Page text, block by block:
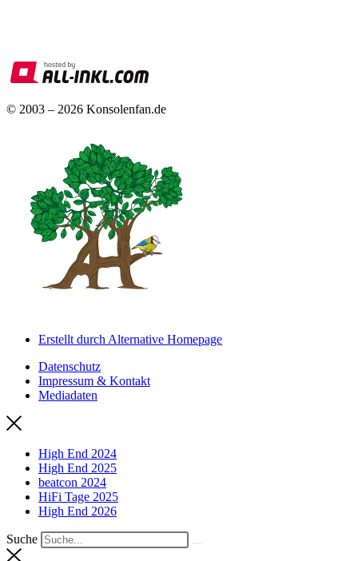
© 2003 – 2026 Konsolenfan.de
Erstellt durch Alternative Homepage
Datenschutz
Impressum & Kontakt
Mediadaten
High End 2024
High End 2025
beatcon 2024
HiFi Tage 2025
High End 2026
Suche